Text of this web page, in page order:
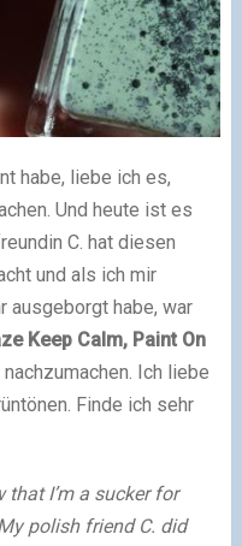
habe, liebe ich es,
Und heute ist es
C. hat diesen
und als ich mir
ausgeborgt habe, war
Keep Calm, Paint On
Ich liebe
Finde ich sehr
I’m a sucker for
polish friend C. did